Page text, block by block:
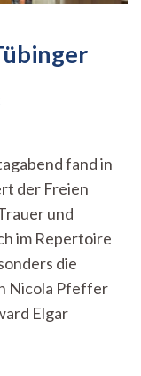
fand in
der Freien
und
im Repertoire
die
Nicola Pfeffer
Elgar